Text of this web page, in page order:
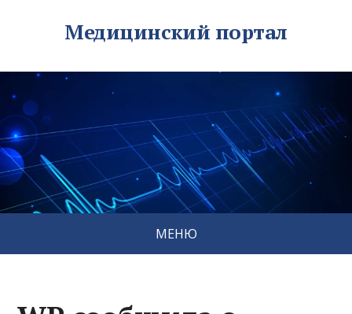
Медицинский портал
МЕНЮ